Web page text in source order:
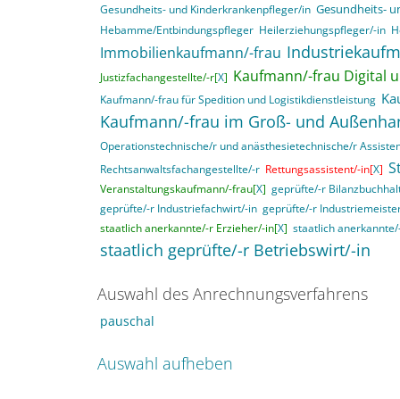
Gesundheits- und Kinderkrankenpfleger/in Gesundheits-
Hebamme/Entbindungspfleger Heilerziehungspfleger/-in
Immobilienkaufmann/-frau
Justizfachangestellte/-r[X] Kaufmann/-frau Digital
Kaufmann/-frau für Spedition und Logistikdienstleistung
Kaufmann/-frau im Groß- und
Operationstechnische/r und anästhesietechnische/r
Rechtsanwaltsfachangestellte/-r Rettungsassistent/-in[X]
Veranstaltungskaufmann/-frau[X] geprüfte/-r
geprüfte/-r Industriefachwirt/-in geprüfte/-r
staatlich anerkannte/-r Erzieher/-in[X] staatlich
staatlich geprüfte/-r Betriebswirt/-in
Auswahl des Anrechnungsverfahrens
pauschal
Auswahl aufheben